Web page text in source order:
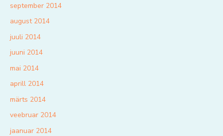
september 2014
august 2014
juuli 2014
juuni 2014
mai 2014
aprill 2014
märts 2014
veebruar 2014
jaanuar 2014